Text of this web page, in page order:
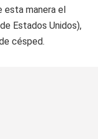
esta manera el
de Estados Unidos),
césped.